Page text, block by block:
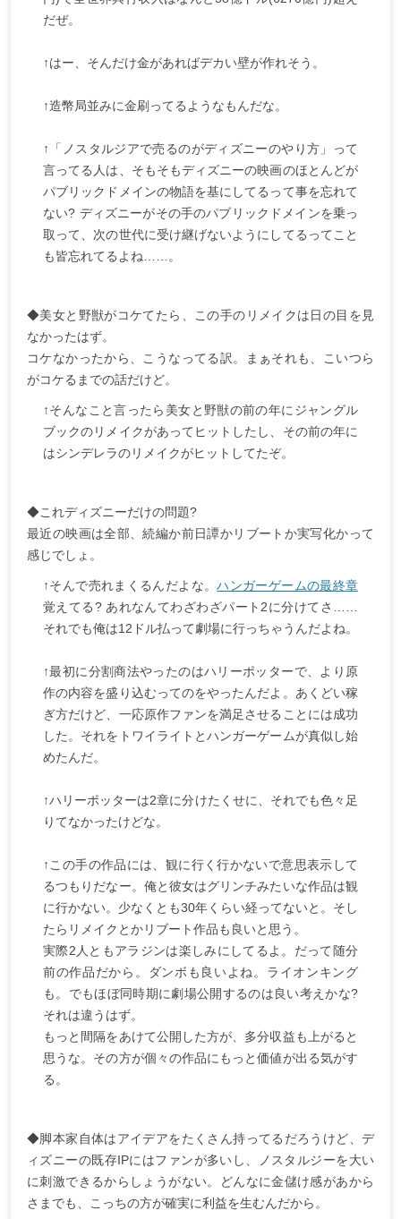
だぜ。
↑はー、そんだけ金があればデカい壁が作れそう。
↑造幣局並みに金刷ってるようなもんだな。
↑「ノスタルジアで売るのがディズニーのやり方」って
言ってる人は、そもそもディズニーの映画のほとんどが
パブリックドメインの物語を基にしてるって事を忘れて
ない? ディズニーがその手のパブリックドメインを乗っ
取って、次の世代に受け継げないようにしてるってこと
も皆忘れてるよね……。
◆美女と野獣がコケてたら、この手のリメイクは日の目を見
なかったはず。
コケなかったから、こうなってる訳。まぁそれも、こいつら
がコケるまでの話だけど。
↑そんなこと言ったら美女と野獣の前の年にジャングル
ブックのリメイクがあってヒットしたし、その前の年に
はシンデレラのリメイクがヒットしてたぞ。
◆これディズニーだけの問題?
最近の映画は全部、続編か前日譚かリブートか実写化かって
感じでしょ。
↑そんで売れまくるんだよな。ハンガーゲームの最終章
覚えてる? あれなんてわざわざパート2に分けてさ……
それでも俺は12ドル払って劇場に行っちゃうんだよね。
↑最初に分割商法やったのはハリーポッターで、より原
作の内容を盛り込むってのをやったんだよ。あくどい稼
ぎ方だけど、一応原作ファンを満足させることには成功
した。それをトワイライトとハンガーゲームが真似し始
めたんだ。
↑ハリーポッターは2章に分けたくせに、それでも色々足
りてなかったけどな。
↑この手の作品には、観に行く行かないで意思表示して
るつもりだなー。俺と彼女はグリンチみたいな作品は観
に行かない。少なくとも30年くらい経ってないと。そし
たらリメイクとかリブート作品も良いと思う。
実際2人ともアラジンは楽しみにしてるよ。だって随分
前の作品だから。ダンボも良いよね。ライオンキング
も。でもほぼ同時期に劇場公開するのは良い考えかな?
それは違うはず。
もっと間隔をあけて公開した方が、多分収益も上がると
思うな。その方が個々の作品にもっと価値が出る気がす
る。
◆脚本家自体はアイデアをたくさん持ってるだろうけど、デ
ィズニーの既存IPにはファンが多いし、ノスタルジーを大い
に刺激できるからしょうがない。どんなに金儲け感があから
さまでも、こっちの方が確実に利益を生むんだから。